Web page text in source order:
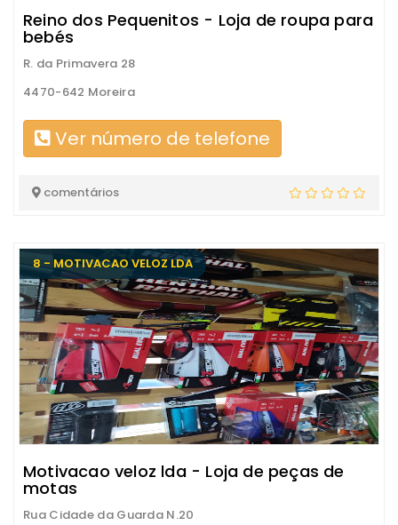
Reino dos Pequenitos - Loja de roupa para
bebés
R. da Primavera 28
4470-642 Moreira
Ver número de telefone
comentários
8 - MOTIVACAO VELOZ LDA
Motivacao veloz lda - Loja de peças de
motas
Rua Cidade da Guarda N.20